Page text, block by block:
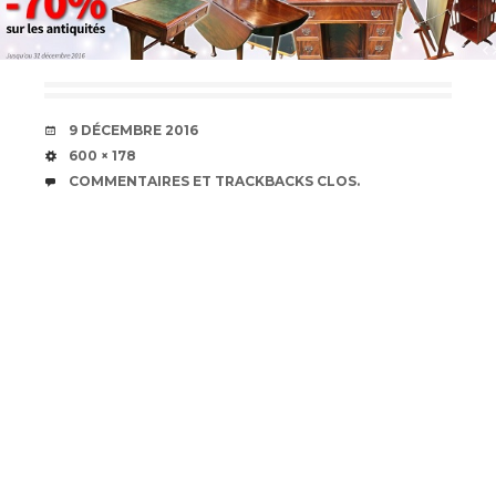
DATE
9 DÉCEMBRE 2016
TAILLE
600 × 178
COMMENTAIRES ET TRACKBACKS CLOS.